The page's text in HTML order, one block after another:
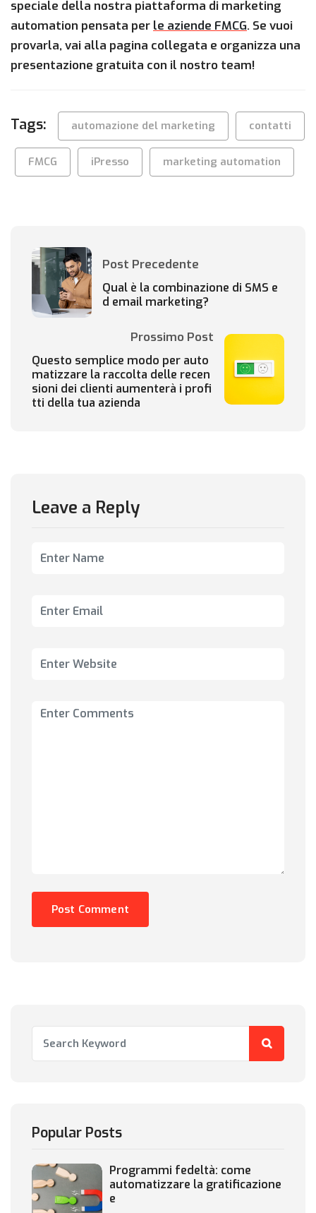
speciale della nostra piattaforma di marketing
automation pensata per le aziende FMCG. Se vuoi
provarla, vai alla pagina collegata e organizza una
presentazione gratuita con il nostro team!
Tags: automazione del marketing contatti
FMCG iPresso marketing automation
Post Precedente
Qual è la combinazione di SMS e
d email marketing?
Prossimo Post
Questo semplice modo per auto
matizzare la raccolta delle recen
sioni dei clienti aumenterà i profi
tti della tua azienda
Leave a Reply
Popular Posts
Programmi fedeltà: come
automatizzare la gratificazione
e